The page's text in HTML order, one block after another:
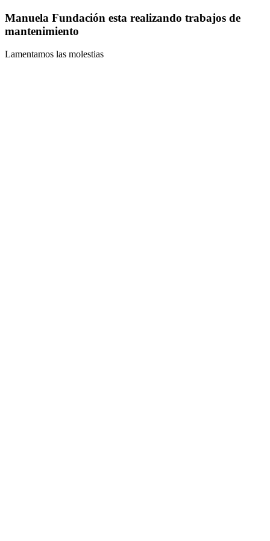
Manuela Fundación esta realizando trabajos de
mantenimiento
Lamentamos las molestias